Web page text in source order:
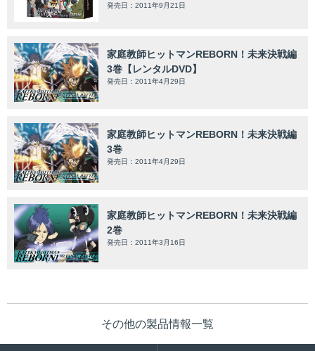
発売日：2011年9月21日
家庭教師ヒットマンREBORN！未来決戦編
3巻【レンタルDVD】
発売日：2011年4月29日
家庭教師ヒットマンREBORN！未来決戦編
3巻
発売日：2011年4月29日
家庭教師ヒットマンREBORN！未来決戦編
2巻
発売日：2011年3月16日
その他の製品情報一覧